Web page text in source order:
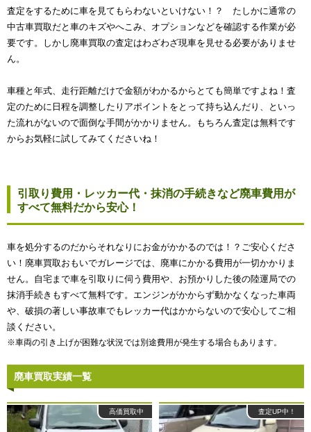
査定をするために車を見てもらわないといけない！？ たしかに通常の
中古車買取だと車のキズやへこみ、オプションなどを確認する作業が必
要です。しかし廃車買取の査定はわざわざ現車を見せる必要がありませ
ん。
車種と年式、走行距離だけで金額がわかるからとても簡単ですよね！査
定のために日程を調整したりアポイントをとって持ち込んだり、といっ
た流れがないので面倒な手間がかかりません。もちろん査定は無料です
からお気軽に試してみてくださいね！
引取り費用・レッカー代・抹消の手続きなど廃車費用が
すべて無料だから安心！
車を処分するのだからそれなりにお金がかかるのでは！？ご安心くださ
い！廃車買取おもいでガレージでは、廃車にかかる費用が一切かかりま
せん。自宅まで車を引取りに伺う費用や、お預かりした後の陸運局での
抹消手続きもすべて無料です。エンジンがかからず動かなくなった車両
や、破損の著しい事故車でもレッカー代はかからないので安心してご相
談ください。
※車両の引き上げが困難な状況では別途費用が発生する場合もあります。
廃車買取実績一覧
高価買取中 査定UP中！